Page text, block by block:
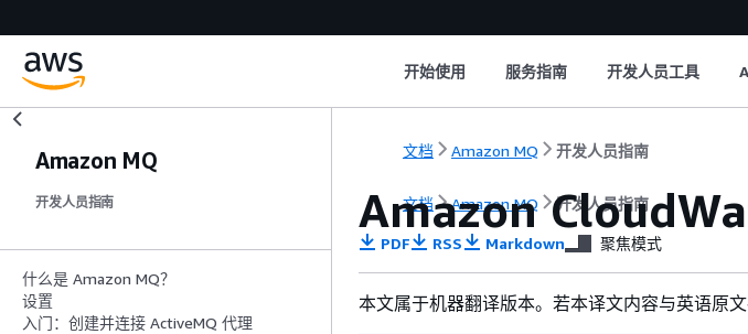
开始使用 服务指南 开发人员工具
Amazon MQ
开发人员指南
什么是 Amazon MQ？
设置
入门：创建并连接 ActiveMQ 代理
文档 Amazon MQ 开发人员指南
文档 Amazon MQ 开发人员指南
Amazon
PDF RSS Markdown 聚焦模式
本文属于机器翻译版本。若本译文内容与英语原